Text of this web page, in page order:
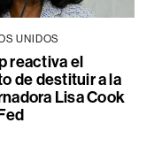
UNIDOS
reactiva el
de destituir a la
Lisa Cook